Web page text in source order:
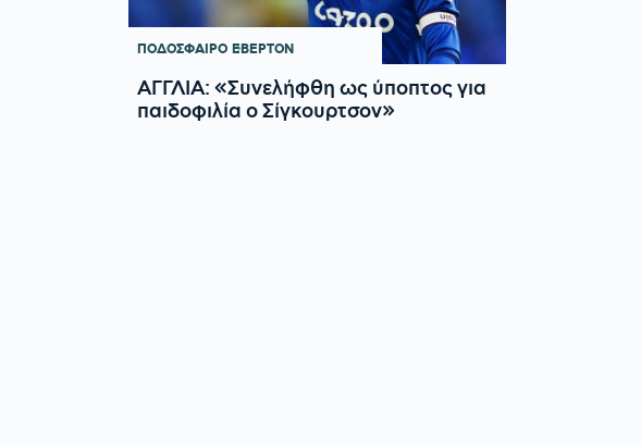
ΠΟΔΟΣΦΑΙΡΟ ΕΒΕΡΤΟΝ
ΑΓΓΛΙΑ: «Συνελήφθη ως ύποπτος για
παιδοφιλία ο Σίγκουρτσον»